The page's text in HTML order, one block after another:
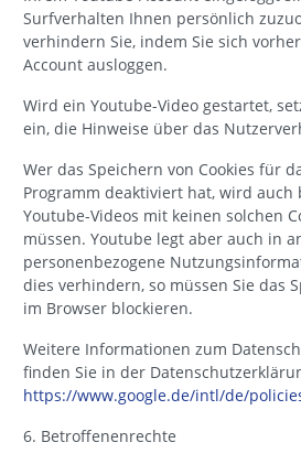
Surfverhalten Ihnen persönlich
verhindern Sie, indem Sie sich
Account ausloggen.
Wird ein Youtube-Video gestartet,
ein, die Hinweise über das
Wer das Speichern von Cookies für
Programm deaktiviert hat, wird auch
Youtube-Videos mit keinen solchen
müssen. Youtube legt aber auch in
personenbezogene
dies verhindern, so müssen Sie das
im Browser blockieren.
Weitere Informationen zum
finden Sie in der
https://www.google.de/intl/de/
6. Betroffenenrechte